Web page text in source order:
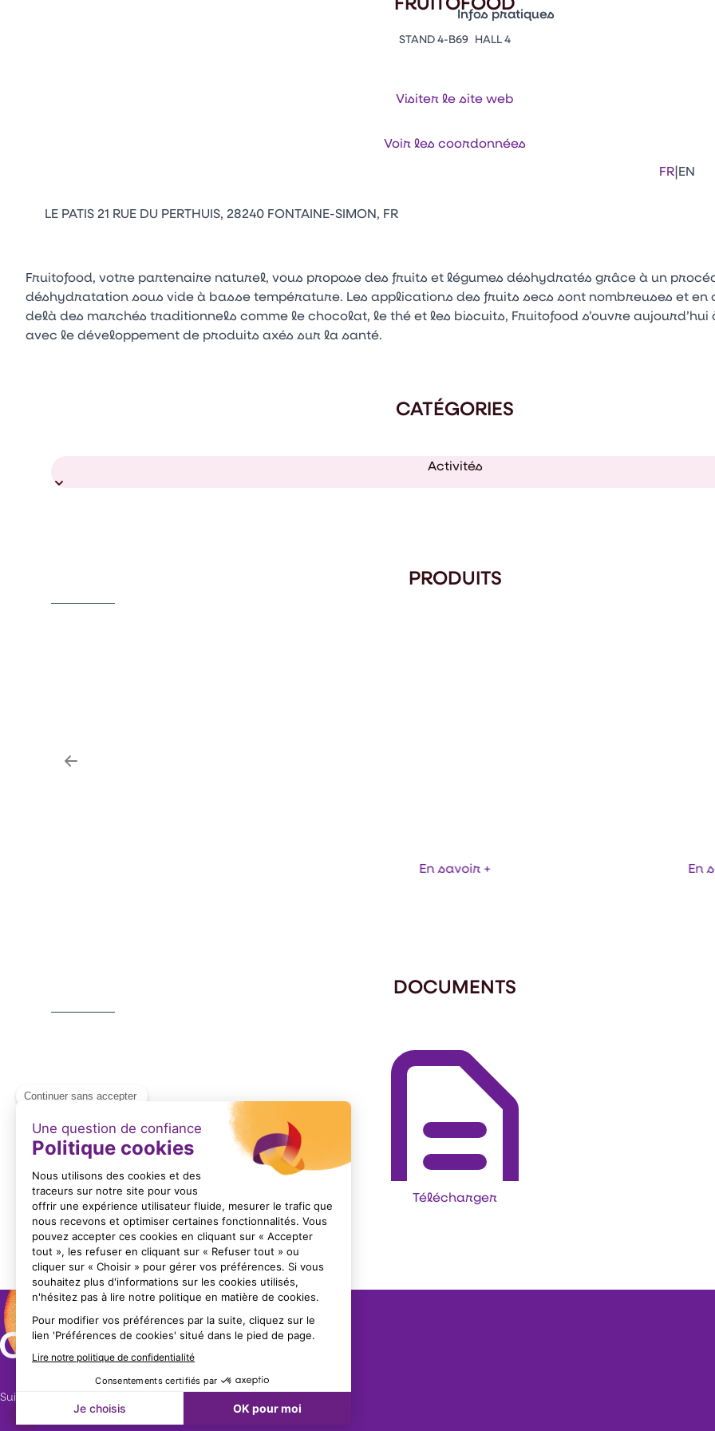
Infos pratiques
Contacts
Appuyez sur Entrée pour ouvrir le lien.
FR|EN
STAND 4-B69 HALL 4
Visiter le site web
Voir les coordonnées
LE PATIS 21 RUE DU PERTHUIS, 28240 FONTAINE-SIMON, FR
Fruitofood, votre partenaire naturel, vous propose des fruits et légumes déshydratés grâce à un
déshydratation sous vide à basse température. Les applications des fruits secs sont nombreuses et en
delà des marchés traditionnels comme le chocolat, le thé et les biscuits, Fruitofood s’ouvre aujourd’hui
avec le développement de produits axés sur la santé.
CATÉGORIES
Activités
PRODUITS
En savoir + En
DOCUMENTS
ARTICLE DE PRESSE GRANULÉS D'AGRUMES
Format : PDF (40 Ko)
Télécharger
Suivez nous !